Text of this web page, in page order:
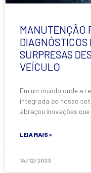
MANUTENÇÃO
SURPRESAS
VEÍCULO
Em um mundo onde a
integrada ao nosso
abraçou inovações
LEIA MAIS »
14/12/2023